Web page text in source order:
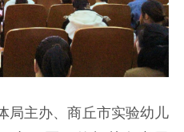
局主办、商丘市实验幼儿